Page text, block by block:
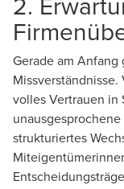
Gerade am
volles Vertrauen in
strukturiertes